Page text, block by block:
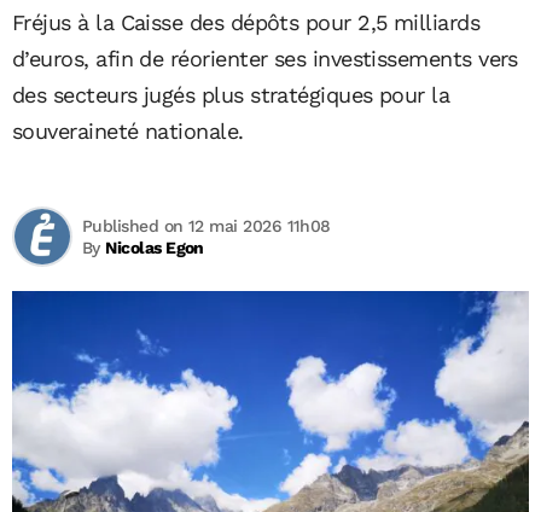
Fréjus à la Caisse des dépôts pour 2,5 milliards
d’euros, afin de réorienter ses investissements vers
des secteurs jugés plus stratégiques pour la
souveraineté nationale.
By Nicolas Egon
Published on 12 mai 2026 11h08